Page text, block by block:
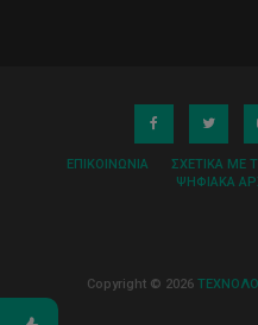
ΕΠΙΚΟΙΝΩΝΊΑ ΣΧΕΤΙΚΆ ΜΕ
ΨΗΦΙΑΚΆ
Copyright © 2026